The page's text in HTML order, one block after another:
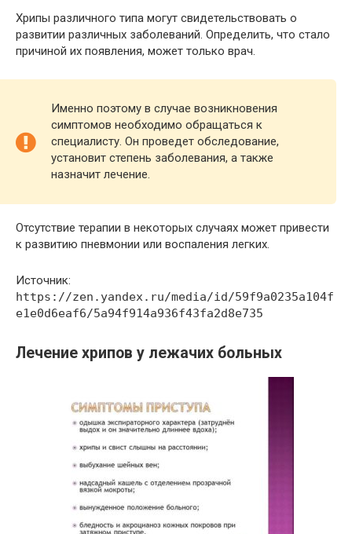
Хрипы различного типа могут свидетельствовать о
развитии различных заболеваний. Определить, что стало
причиной их появления, может только врач.
Именно поэтому в случае возникновения
симптомов необходимо обращаться к
специалисту. Он проведет обследование,
установит степень заболевания, а также
назначит лечение.
Отсутствие терапии в некоторых случаях может привести
к развитию пневмонии или воспаления легких.
Источник:
https://zen.yandex.ru/media/id/59f9a0235a104f
e1e0d6eaf6/5a94f914a936f43fa2d8e735
Лечение хрипов у лежачих больных